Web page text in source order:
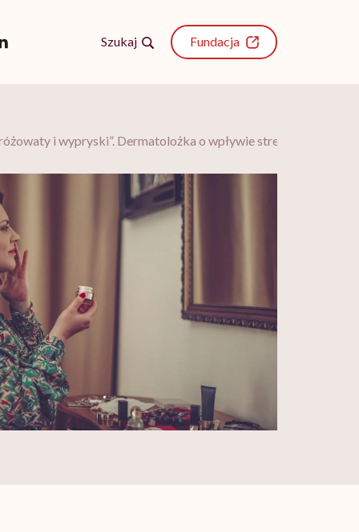
Szukaj Fundacja
i wypryski”. Dermatolożka o wpływie stresu na skórę